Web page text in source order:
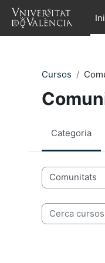
Ves al contingut principal
Cursos
Categoria
Categories de
Cerca cursos